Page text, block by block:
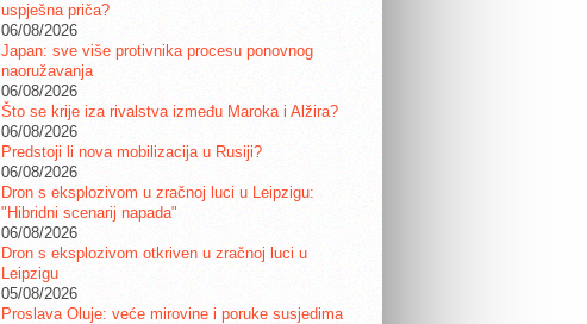
uspješna priča?
06/08/2026
Japan: sve više protivnika procesu ponovnog
naoružavanja
06/08/2026
Što se krije iza rivalstva između Maroka i Alžira?
06/08/2026
Predstoji li nova mobilizacija u Rusiji?
06/08/2026
Dron s eksplozivom u zračnoj luci u Leipzigu:
"Hibridni scenarij napada"
06/08/2026
Dron s eksplozivom otkriven u zračnoj luci u
Leipzigu
05/08/2026
Proslava Oluje: veće mirovine i poruke susjedima